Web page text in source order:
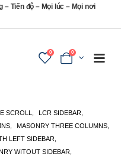
– Tiến độ – Mọi lúc – Mọi nơi
0 0
SCROLL LCR SIDEBAR
MASONRY THREE COLUMNS
LEFT SIDEBAR
WITOUT SIDEBAR